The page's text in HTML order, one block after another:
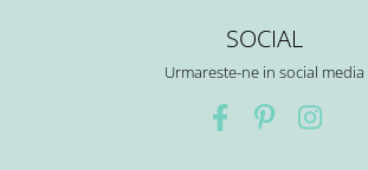
SOCIAL
Urmareste-ne in social media